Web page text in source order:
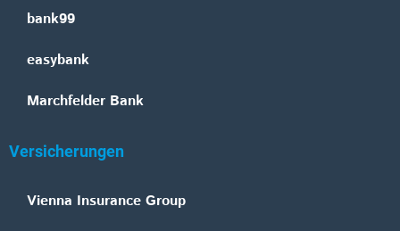
bank99
easybank
Marchfelder Bank
Versicherungen
Vienna Insurance Group